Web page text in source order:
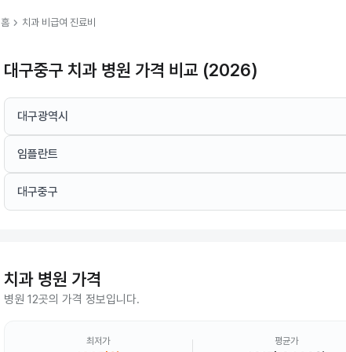
홈 chevron_right 치과 비급여 진료비
대구중구 치과 병원 가격 비교 (2026)
대구광역시
임플란트
대구중구
치과 병원 가격
병원 12곳의 가격 정보입니다.
최저가 평균가